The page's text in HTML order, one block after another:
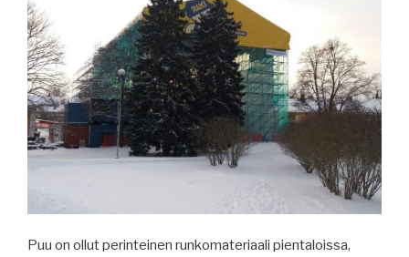
Puu on ollut perinteinen runkomateriaali pientaloissa,